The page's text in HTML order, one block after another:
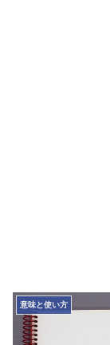
意味と使い方